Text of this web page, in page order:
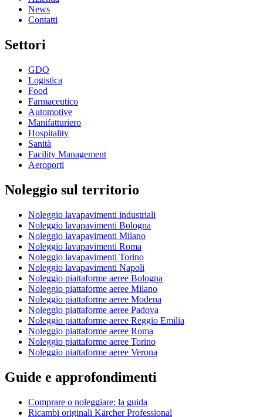
News
Contatti
Settori
GDO
Logistica
Food
Farmaceutico
Automotive
Manifatturiero
Hospitality
Sanità
Facility Management
Aeroporti
Noleggio sul territorio
Noleggio lavapavimenti industriali
Noleggio lavapavimenti Bologna
Noleggio lavapavimenti Milano
Noleggio lavapavimenti Roma
Noleggio lavapavimenti Torino
Noleggio lavapavimenti Napoli
Noleggio piattaforme aeree Bologna
Noleggio piattaforme aeree Milano
Noleggio piattaforme aeree Modena
Noleggio piattaforme aeree Padova
Noleggio piattaforme aeree Reggio Emilia
Noleggio piattaforme aeree Roma
Noleggio piattaforme aeree Torino
Noleggio piattaforme aeree Verona
Guide e approfondimenti
Comprare o noleggiare: la guida
Ricambi originali Kärcher Professional